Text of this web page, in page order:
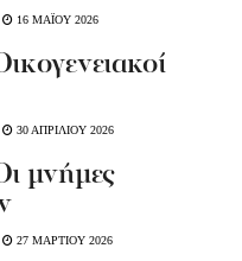
16 ΜΑΪΟΥ 2026
30 ΑΠΡΙΛΙΟΥ 2026
μνήμες
27 ΜΑΡΤΙΟΥ 2026